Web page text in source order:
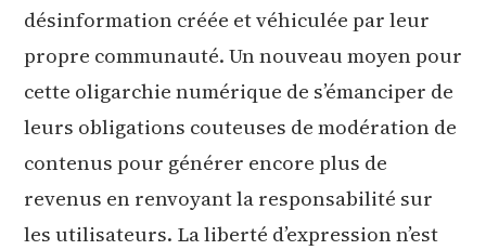
désinformation créée et véhiculée par leur
propre communauté. Un nouveau moyen pour
cette oligarchie numérique de s’émanciper de
leurs obligations couteuses de modération de
contenus pour générer encore plus de
revenus en renvoyant la responsabilité sur
les utilisateurs. La liberté d’expression n’est